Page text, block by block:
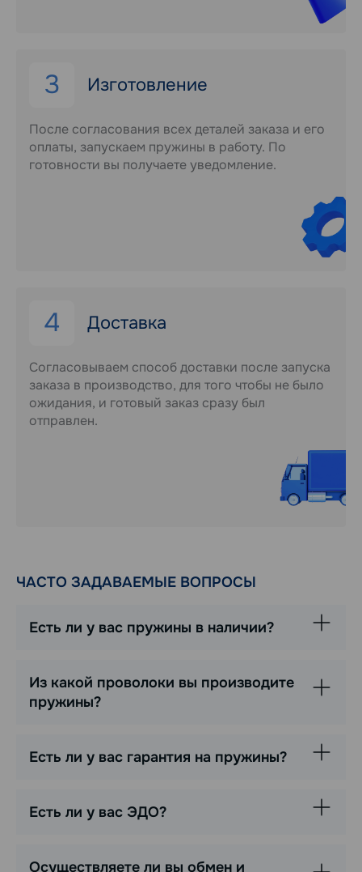
3 Изготовление
После согласования всех деталей заказа и его
оплаты, запускаем пружины в работу. По
готовности вы получаете уведомление.
4 Доставка
Согласовываем способ доставки после запуска
заказа в производство, для того чтобы не было
ожидания, и готовый заказ сразу был
отправлен.
ЧАСТО ЗАДАВАЕМЫЕ ВОПРОСЫ
Есть ли у вас пружины в наличии?
Из какой проволоки вы производите
пружины?
Есть ли у вас гарантия на пружины?
Есть ли у вас ЭДО?
Осуществляете ли вы обмен и